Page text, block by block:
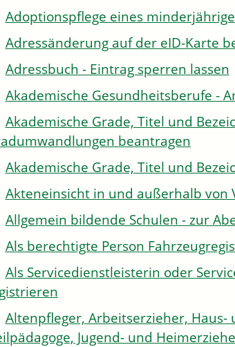
Adoptionspflege eines
Adressänderung auf der eID-Karte
Adressbuch - Eintrag sperren lassen
Akademische Gesundheitsberufe -
Akademische Grade, Titel und
beantragen
Akademische Grade, Titel und
Akteneinsicht in und außerhalb
Allgemein bildende Schulen - zur
Als berechtigte Person
Als Servicedienstleisterin oder
Altenpfleger, Arbeitserzieher,
Jugend- und